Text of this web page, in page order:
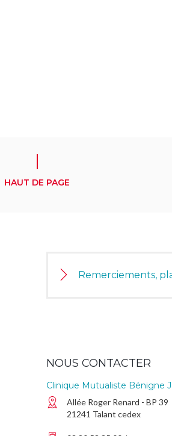
HAUT DE PAGE
Remerciements,
NOUS CONTACTER
Clinique Mutualiste Bénigne
Allée Roger Renard - BP 39
21241 Talant cedex